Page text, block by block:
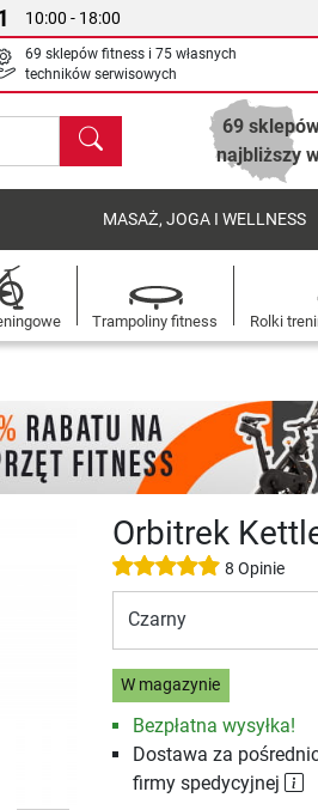
10:00 - 18:00
69 sklepów fitness i 75 własnych
techników serwisowych
Szukaj
69
najbliższy
MASAŻ, JOGA I WELLNESS
Trampoliny fitness Rolki
Orbitrek
8 Opinie
Czarny
W magazynie
Bezpłatna wysyłka!
Dostawa za
firmy spedycyjnej